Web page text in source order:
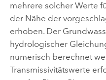
mehrere solcher Werte
der Nähe der
erhoben. Der
hydrologischer
numerisch berechnet
Transmissivitätswerte